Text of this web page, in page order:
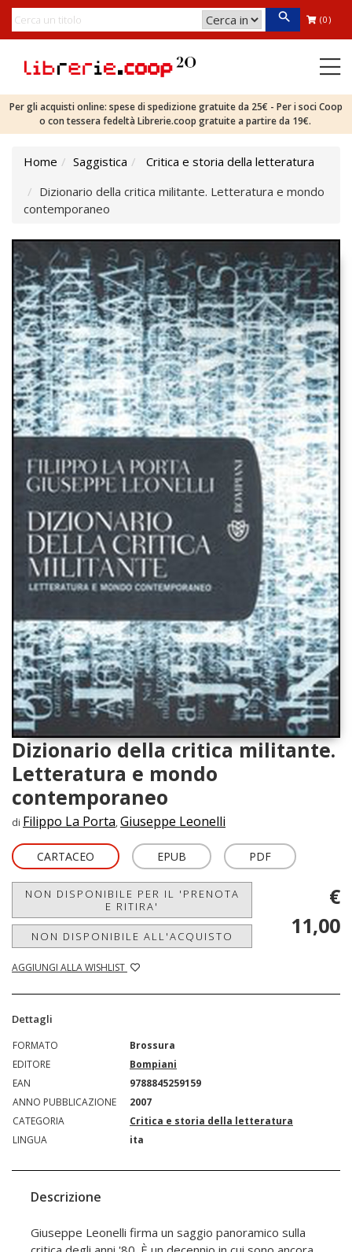
(0)
Per gli acquisti online: spese di spedizione gratuite da 25€ - Per i soci Coop
o con tessera fedeltà Librerie.coop gratuite a partire da 19€.
Home Saggistica
Critica e storia della letteratura
Dizionario della critica militante. Letteratura e mondo
contemporaneo
Dizionario della critica militante.
Letteratura e mondo
contemporaneo
di Filippo La Porta, Giuseppe Leonelli
CARTACEO EPUB PDF
NON DISPONIBILE PER IL 'PRENOTA
E RITIRA'
NON DISPONIBILE ALL'ACQUISTO
AGGIUNGI ALLA WISHLIST
€
11,00
Dettagli
FORMATO
Brossura
EDITORE
Bompiani
EAN
9788845259159
ANNO PUBBLICAZIONE
2007
CATEGORIA
Critica e storia della letteratura
LINGUA
ita
Descrizione
Giuseppe Leonelli firma un saggio panoramico sulla